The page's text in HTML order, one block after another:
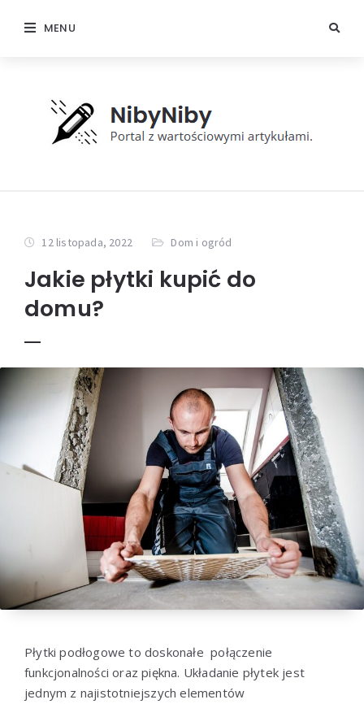
MENU
12 listopada, 2022 Dom i ogród
Jakie płytki kupić do
domu?
Płytki podłogowe to doskonałe połączenie
funkcjonalności oraz piękna. Układanie płytek jest
jednym z najistotniejszych elementów